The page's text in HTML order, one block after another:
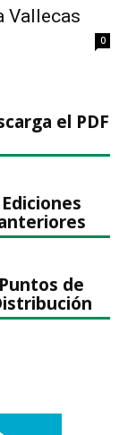
Vallecas
0
el PDF
Ediciones
Puntos de